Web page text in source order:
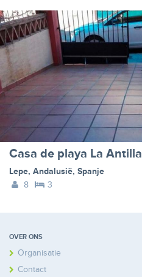
Casa de playa La Antilla
Lepe, Andalusië, Spanje
8
3
OVER ONS
Organisatie
Contact